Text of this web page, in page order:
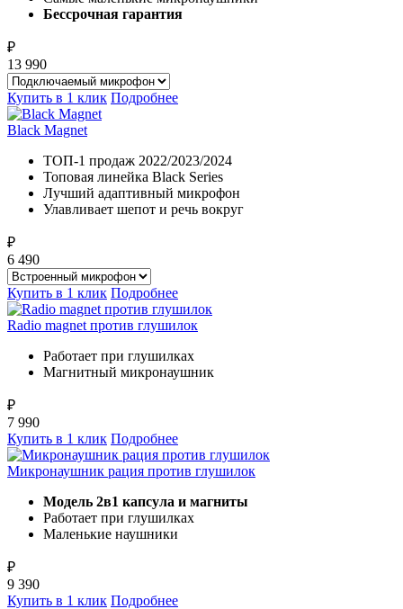
Бессрочная гарантия
₽
13 990
Купить в 1 клик Подробнее
Black Magnet
ТОП-1 продаж 2022/2023/2024
Топовая линейка Black Series
Лучший адаптивный микрофон
Улавливает шепот и речь вокруг
₽
6 490
Купить в 1 клик Подробнее
Radio magnet против глушилок
Работает при глушилках
Магнитный микронаушник
₽
7 990
Купить в 1 клик Подробнее
Микронаушник рация против глушилок
Модель 2в1 капсула и магниты
Работает при глушилках
Маленькие наушники
₽
9 390
Купить в 1 клик Подробнее